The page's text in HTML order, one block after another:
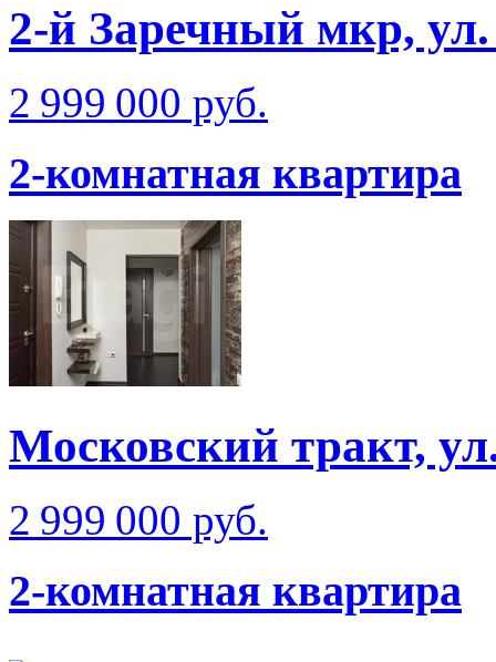
2-й Заречный мкр,
2 999 000 руб.
2-комнатная квартира
Московский тракт,
2 999 000 руб.
2-комнатная квартира